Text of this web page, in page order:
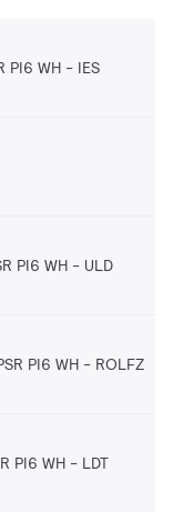
PI6 WH IES
PI6 WH ULD
PI6 WH ROLFZ
PI6 WH LDT